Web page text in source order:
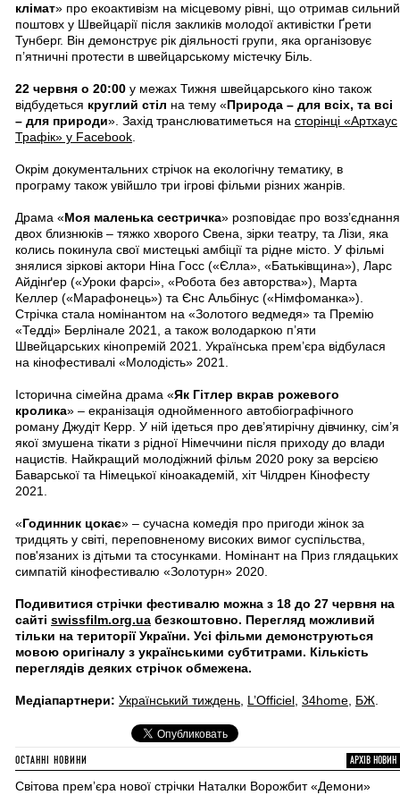
клімат» про екоактивізм на місцевому рівні, що отримав сильний
поштовх у Швейцарії після закликів молодої активістки Ґрети
Тунберг. Він демонструє рік діяльності групи, яка організовує
п’ятничні протести в швейцарському містечку Біль.
22 червня о 20:00 у межах Тижня швейцарського кіно також
відбудеться круглий стіл на тему «Природа – для всіх, та всі
– для природи». Захід транслюватиметься на сторінці «Артхаус
Трафік» у Facebook
Окрім документальних стрічок на екологічну тематику, в
програму також увійшло три ігрові фільми різних жанрів.
Драма «Моя маленька сестричка» розповідає про возз’єднання
двох близнюків – тяжко хворого Свена, зірки театру, та Лізи, яка
колись покинула свої мистецькі амбіції та рідне місто. У фільмі
знялися зіркові актори Ніна Госс («Єлла», «Батьківщина»), Ларс
Айдінґер («Уроки фарсі», «Робота без авторства»), Марта
Келлер («Марафонець») та Єнс Альбінус («Німфоманка»).
Стрічка стала номінантом на «Золотого ведмедя» та Премію
«Тедді» Берлінале 2021, а також володаркою п’яти
Швейцарських кінопремій 2021. Українська прем’єра відбулася
на кінофестивалі «Молодість» 2021.
Історична сімейна драма «Як Гітлер вкрав рожевого
кролика» – екранізація однойменного автобіографічного
роману Джудіт Керр. У ній ідеться про дев’ятирічну дівчинку, сім’я
якої змушена тікати з рідної Німеччини після приходу до влади
нацистів. Найкращий молодіжний фільм 2020 року за версією
Баварської та Німецької кіноакадемій, хіт Чілдрен Кінофесту
2021.
«Годинник цокає» – сучасна комедія про пригоди жінок за
тридцять у світі, переповненому високих вимог суспільства,
пов'язаних із дітьми та стосунками. Номінант на Приз глядацьких
симпатій кінофестивалю «Золотурн» 2020.
Подивитися стрічки фестивалю можна з 18 до 27 червня на
сайті swissfilm.org.ua безкоштовно. Перегляд можливий
тільки на території України. Усі фільми демонструються
мовою оригіналу з українськими субтитрами. Кількість
переглядів деяких стрічок обмежена.
Медіапартнери: Український тиждень L’Officiel 34home БЖ
ОСТАННІ НОВИНИ АРХІВ НОВИН
Світова премʼєра нової стрічки Наталки Ворожбит «Демони»